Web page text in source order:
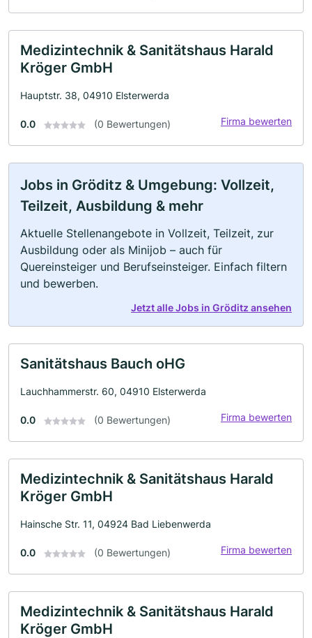
Medizintechnik & Sanitätshaus Harald
Kröger GmbH
Hauptstr. 38, 04910 Elsterwerda
0.0 (0 Bewertungen) Firma bewerten
Jobs in Gröditz & Umgebung: Vollzeit,
Teilzeit, Ausbildung & mehr
Aktuelle Stellenangebote in Vollzeit, Teilzeit, zur
Ausbildung oder als Minijob – auch für
Quereinsteiger und Berufseinsteiger. Einfach filtern
und bewerben.
Jetzt alle Jobs in Gröditz ansehen
Sanitätshaus Bauch oHG
Lauchhammerstr. 60, 04910 Elsterwerda
0.0 (0 Bewertungen) Firma bewerten
Medizintechnik & Sanitätshaus Harald
Kröger GmbH
Hainsche Str. 11, 04924 Bad Liebenwerda
0.0 (0 Bewertungen) Firma bewerten
Medizintechnik & Sanitätshaus Harald
Kröger GmbH